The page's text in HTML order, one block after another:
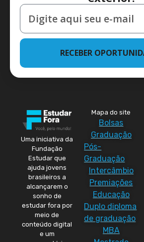
RECEBER
Uma iniciativa da
Fundação
Estudar que
ajuda jovens
brasileiros a
alcançarem o
sonho de
estudar fora por
meio de
conteúdo digital
e um
Mapa do site
Bolsas
Graduação
Pós-
Graduação
Intercâmbio
Premiações
Educação
Duplo diploma
de graduação
MBA